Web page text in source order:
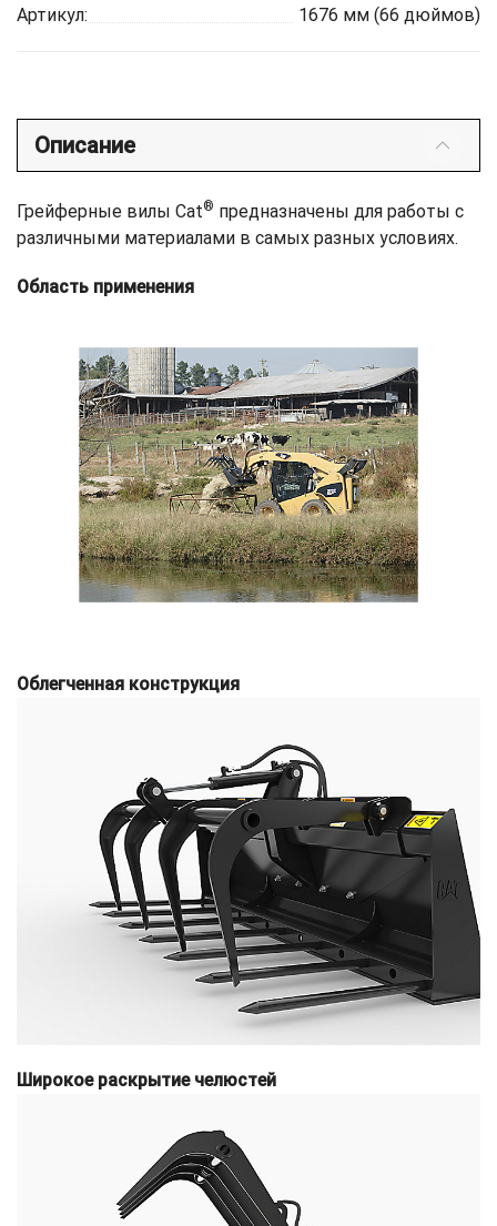
Артикул:
1676 мм (66 дюймов)
Описание
Грейферные вилы Cat® предназначены для работы с
различными материалами в самых разных условиях.
Область применения
Облегченная конструкция
Широкое раскрытие челюстей